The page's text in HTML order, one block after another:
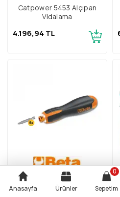
Catpower 5453 Alçıpan
Vidalama
4.196,94 TL
Beta Evox-E Şarjlı Akülü
Tornavida 1210E/GE
Anasayfa Ürünler Sepetim
0